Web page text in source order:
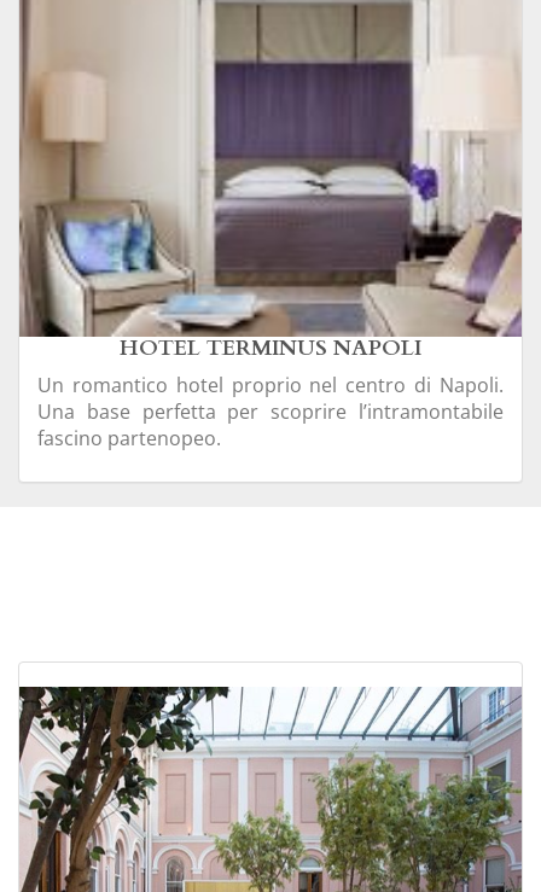
HOTEL TERMINUS NAPOLI
Un romantico hotel proprio nel centro di Napoli.
Una base perfetta per scoprire l’intramontabile
fascino partenopeo.